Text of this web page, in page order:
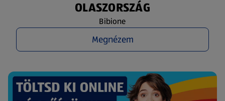
OLASZORSZÁG
Bibione
Megnézem